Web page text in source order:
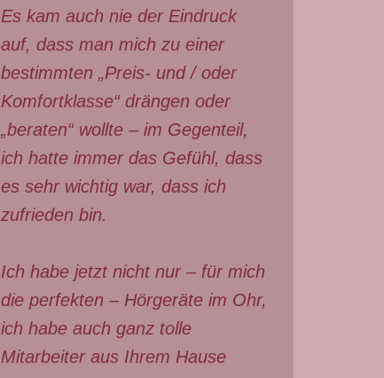
Es kam auch nie der Eindruck
auf, dass man mich zu einer
bestimmten „Preis- und / oder
Komfortklasse“ drängen oder
„beraten“ wollte – im Gegenteil,
ich hatte immer das Gefühl, dass
es sehr wichtig war, dass ich
zufrieden bin.
Ich habe jetzt nicht nur – für mich
die perfekten – Hörgeräte im Ohr,
ich habe auch ganz tolle
Mitarbeiter aus Ihrem Hause